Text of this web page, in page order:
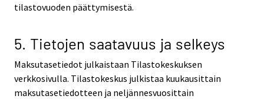
tilastovuoden päättymisestä.
5. Tietojen saatavuus ja selkeys
Maksutasetiedot julkaistaan Tilastokeskuksen
verkkosivulla. Tilastokeskus julkistaa kuukausittain
maksutasetiedotteen ja neljännesvuosittain